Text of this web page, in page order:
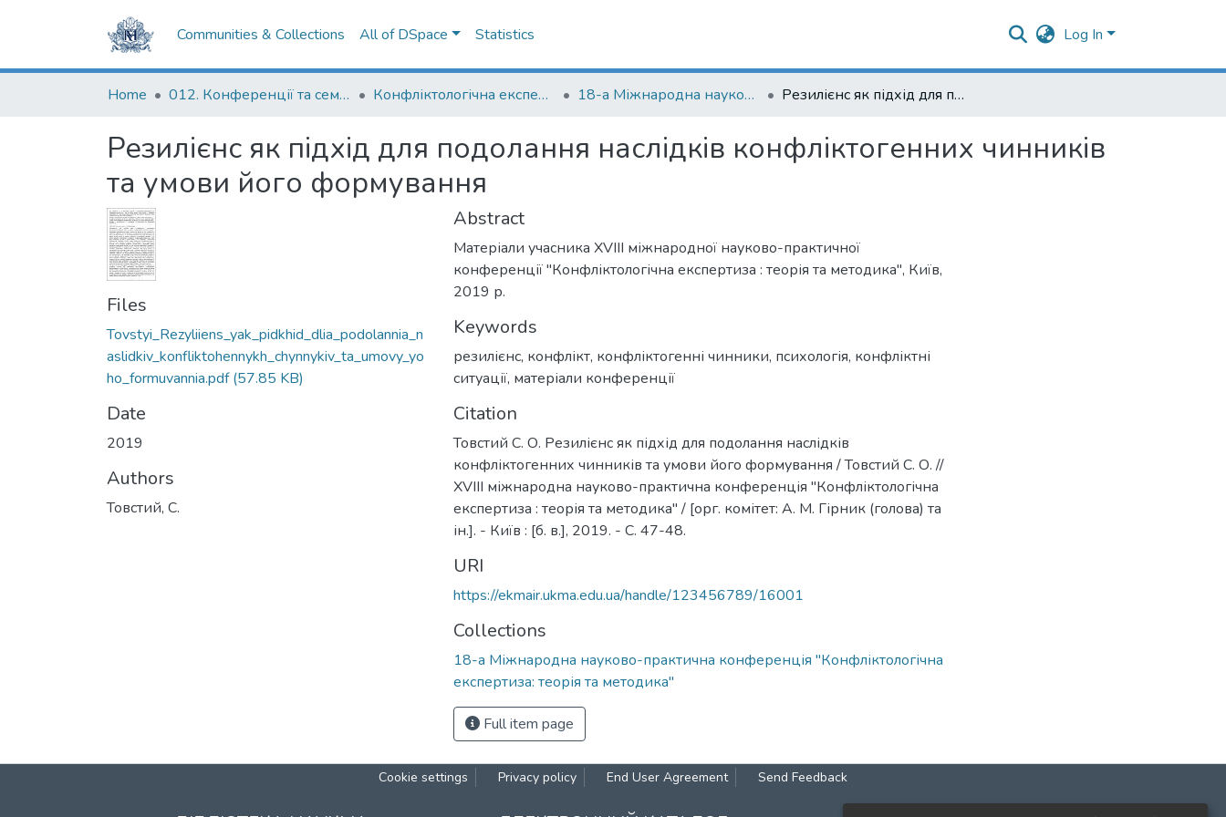
Communities & Collections All of DSpace Statistics Log In
Home 012. Конференції та семінари НаУКМА Конфліктологічна експертиза: теорія та методика 18-а Міжнародна науково-практична конференція "Конфліктологічна експертиза: теорія та методика" Резилієнс як підхід для подолання наслідків конфліктогенних чинників та умови його формування
Резилієнс як підхід для подолання наслідків конфліктогенних чинників
та умови його формування
Files
Tovstyi_Rezyliiens_yak_pidkhid_dlia_podolannia_n
aslidkiv_konfliktohennykh_chynnykiv_ta_umovy_yo
ho_formuvannia.pdf(57.85 KB)
Date
2019
Authors
Товстий, С.
Abstract
Матеріали учасника XVІІІ міжнародної науково-практичної
конференції "Конфліктологічна експертиза : теорія та методика", Київ,
2019 р.
Keywords
резилієнс, конфлікт, конфліктогенні чинники, психологія, конфліктні
ситуації, матеріали конференції
Citation
Товстий С. О. Резилієнс як підхід для подолання наслідків
конфліктогенних чинників та умови його формування / Товстий С. О. //
XVІІІ міжнародна науково-практична конференція "Конфліктологічна
експертиза : теорія та методика" / [орг. комітет: А. М. Гірник (голова) та
ін.]. - Київ : [б. в.], 2019. - С. 47-48.
URI
https://ekmair.ukma.edu.ua/handle/123456789/16001
Collections
18-а Міжнародна науково-практична конференція "Конфліктологічна
експертиза: теорія та методика"
Full item page
Cookie settings Privacy policy End User Agreement Send Feedback